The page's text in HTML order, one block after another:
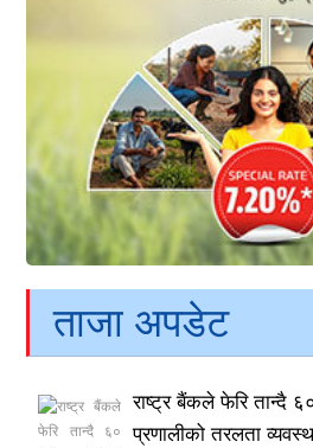
ताजा अपडेट
राष्ट्र बैंकले फेरि तान्दै
प्रणालीको तरलता